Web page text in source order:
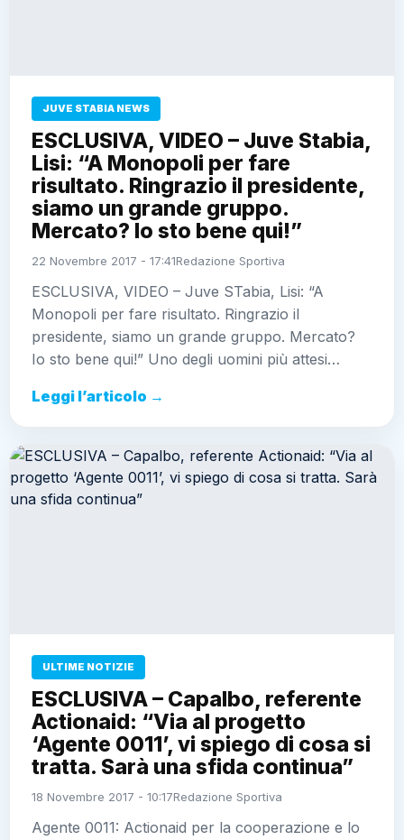
JUVE STABIA NEWS
ESCLUSIVA, VIDEO – Juve Stabia,
Lisi: “A Monopoli per fare
risultato. Ringrazio il presidente,
siamo un grande gruppo.
Mercato? Io sto bene qui!”
22 Novembre 2017 - 17:41Redazione Sportiva
ESCLUSIVA, VIDEO – Juve STabia, Lisi: “A
Monopoli per fare risultato. Ringrazio il
presidente, siamo un grande gruppo. Mercato?
Io sto bene qui!” Uno degli uomini più attesi…
Leggi l’articolo →
ULTIME NOTIZIE
ESCLUSIVA – Capalbo, referente
Actionaid: “Via al progetto
‘Agente 0011’, vi spiego di cosa si
tratta. Sarà una sfida continua”
18 Novembre 2017 - 10:17Redazione Sportiva
Agente 0011: Actionaid per la cooperazione e lo